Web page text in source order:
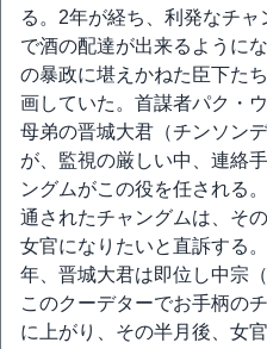
る。2年が経ち、利発なチ
で酒の配達が出来るように
の暴政に堪えかねた臣下た
画していた。首謀者パク・
母弟の晋城大君（チンソン
が、監視の厳しい中、連絡
ングムがこの役を任される
通されたチャングムは、そ
女官になりたいと直訴する
年、晋城大君は即位し中宗
このクーデターでお手柄の
に上がり、その半月後、女